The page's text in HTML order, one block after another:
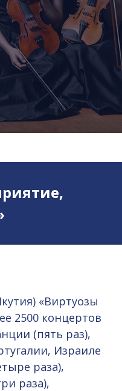
«Виртуозы
2500 концертов
(пять раз),
Израиле
раза),
раза),